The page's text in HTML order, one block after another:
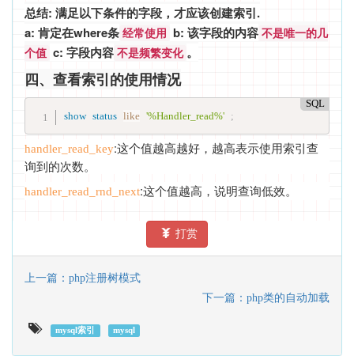
总结: 满足以下条件的字段，才应该创建索引.
a: 肯定在where条 经常使用 b: 该字段的内容 不是唯一的几
个值 c: 字段内容 不是频繁变化 。
四、查看索引的使用情况
SQL
show status like '%Handler_read%' ;
handler_read_key:这个值越高越好，越高表示使用索引查
询到的次数。
handler_read_rnd_next:这个值越高，说明查询低效。
打赏
上一篇：php注册树模式
下一篇：php类的自动加载
mysql索引 mysql